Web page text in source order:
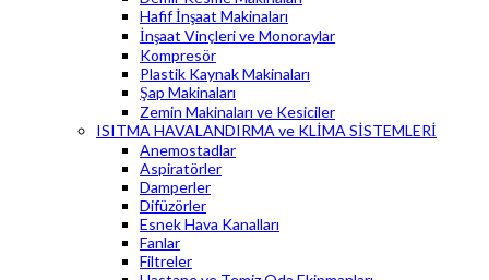
Hafif İnşaat Makinaları
İnşaat Vinçleri ve Monoraylar
Kompresör
Plastik Kaynak Makinaları
Şap Makinaları
Zemin Makinaları ve Kesiciler
ISITMA HAVALANDIRMA ve KLİMA SİSTEMLERİ
Anemostadlar
Aspiratörler
Damperler
Difüzörler
Esnek Hava Kanalları
Fanlar
Filtreler